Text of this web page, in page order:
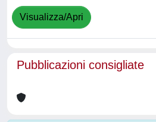
Visualizza/Apri
Pubblicazioni consigliate